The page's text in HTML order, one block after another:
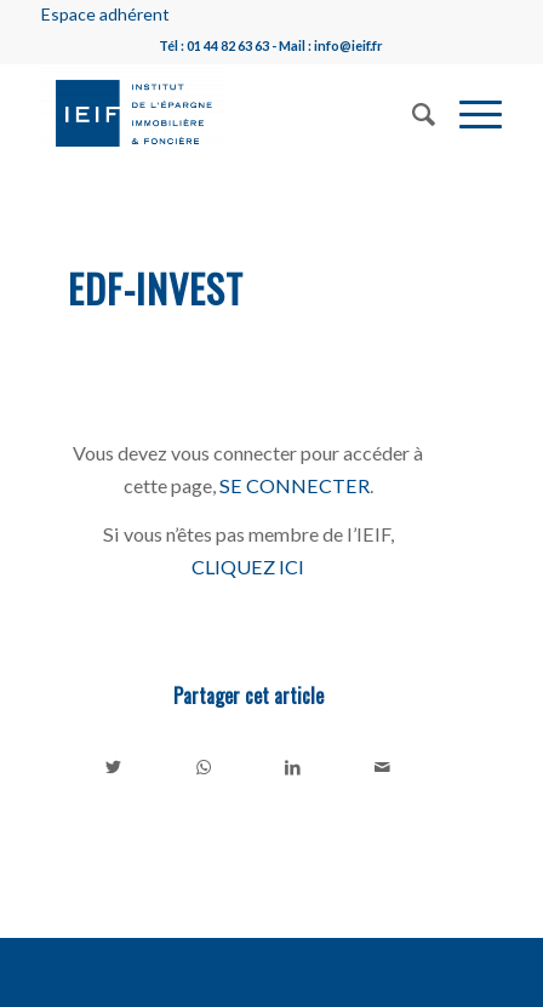
Espace adhérent
Tél : 01 44 82 63 63 - Mail : info@ieif.fr
EDF-INVEST
Vous devez vous connecter pour accéder à
cette page, SE CONNECTER
Si vous n’êtes pas membre de l’IEIF,
CLIQUEZ ICI
Partager cet article